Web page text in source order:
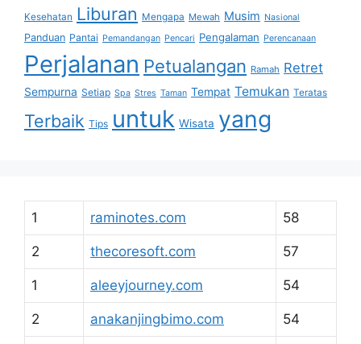
Kesehatan Liburan Mengapa Mewah Musim Nasional
Panduan Pantai Pemandangan Pencari Pengalaman Perencanaan
Perjalanan Petualangan Ramah Retret
Sempurna Setiap Spa Stres Taman Tempat Temukan Teratas
Terbaik Tips untuk Wisata yang
1 raminotes.com 58
2 thecoresoft.com 57
1 aleeyjourney.com 54
2 anakanjingbimo.com 54